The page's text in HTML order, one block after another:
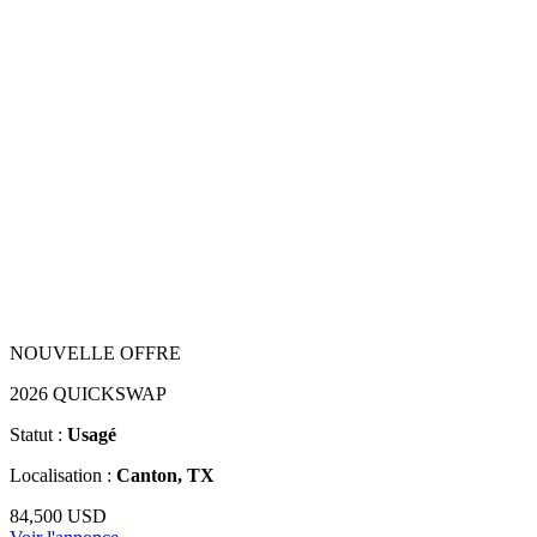
NOUVELLE OFFRE
2026 QUICKSWAP
Statut : Usagé
Localisation : Canton, TX
84,500 USD